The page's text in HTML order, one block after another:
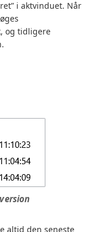
i aktvinduet. Når
og tidligere
altid den seneste